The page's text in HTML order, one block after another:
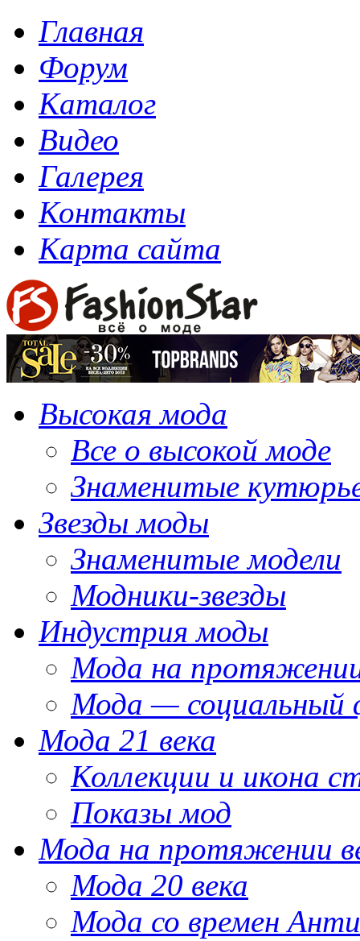
Главная
Форум
Каталог
Видео
Галерея
Контакты
Карта сайта
Высокая мода
Все о высокой моде
Знаменитые
Звезды моды
Знаменитые модели
Модники-звезды
Индустрия моды
Мода на
Мода — социальный
Мода 21 века
Коллекции и икона
Показы мод
Мода на протяжении
Мода 20 века
Мода со времен